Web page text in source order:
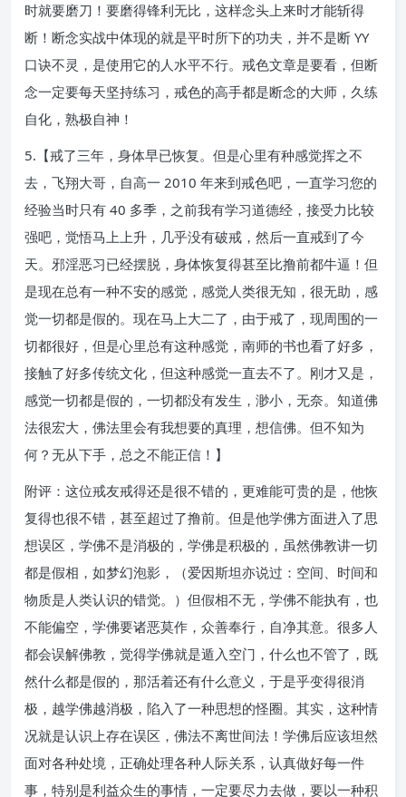
时就要磨刀！要磨得锋利无比，这样念头上来时才能斩得
断！断念实战中体现的就是平时所下的功夫，并不是断 YY
口诀不灵，是使用它的人水平不行。戒色文章是要看，但断
念一定要每天坚持练习，戒色的高手都是断念的大师，久练
自化，熟极自神！
5.【戒了三年，身体早已恢复。但是心里有种感觉挥之不
去，飞翔大哥，自高一 2010 年来到戒色吧，一直学习您的
经验当时只有 40 多季，之前我有学习道德经，接受力比较
强吧，觉悟马上上升，几乎没有破戒，然后一直戒到了今
天。邪淫恶习已经摆脱，身体恢复得甚至比撸前都牛逼！但
是现在总有一种不安的感觉，感觉人类很无知，很无助，感
觉一切都是假的。现在马上大二了，由于戒了，现周围的一
切都很好，但是心里总有这种感觉，南师的书也看了好多，
接触了好多传统文化，但这种感觉一直去不了。刚才又是，
感觉一切都是假的，一切都没有发生，渺小，无奈。知道佛
法很宏大，佛法里会有我想要的真理，想信佛。但不知为
何？无从下手，总之不能正信！】
附评：这位戒友戒得还是很不错的，更难能可贵的是，他恢
复得也很不错，甚至超过了撸前。但是他学佛方面进入了思
想误区，学佛不是消极的，学佛是积极的，虽然佛教讲一切
都是假相，如梦幻泡影，（爱因斯坦亦说过：空间、时间和
物质是人类认识的错觉。）但假相不无，学佛不能执有，也
不能偏空，学佛要诸恶莫作，众善奉行，自净其意。很多人
都会误解佛教，觉得学佛就是遁入空门，什么也不管了，既
然什么都是假的，那活着还有什么意义，于是乎变得很消
极，越学佛越消极，陷入了一种思想的怪圈。其实，这种情
况就是认识上存在误区，佛法不离世间法！学佛后应该坦然
面对各种处境，正确处理各种人际关系，认真做好每一件
事，特别是利益众生的事情，一定要尽力去做，要以一种积